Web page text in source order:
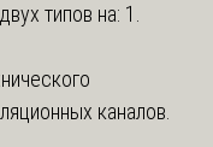
типов на: 1.
каналов.